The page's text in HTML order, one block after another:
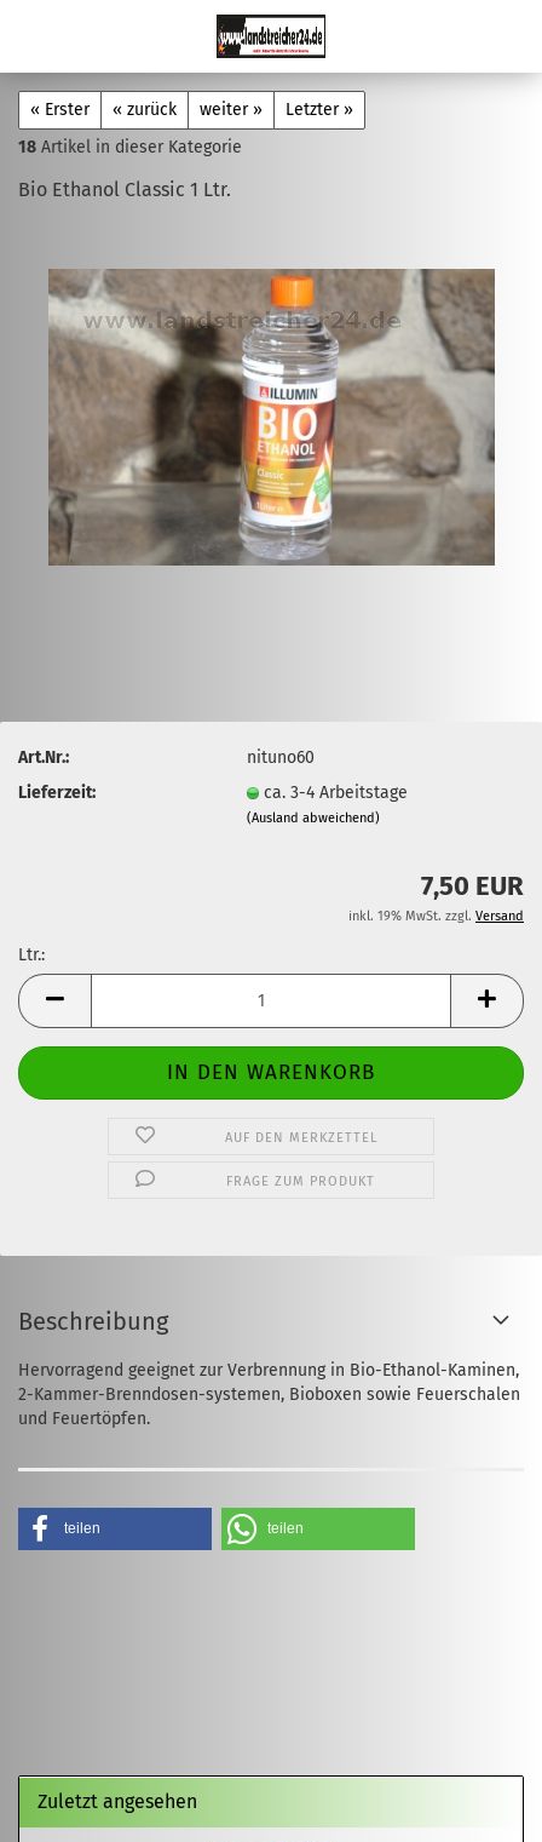
« Erster « zurück weiter »
Letzter »
18 Artikel in dieser Kategorie
Bio Ethanol Classic 1 Ltr.
Art.Nr.:
nituno60
Lieferzeit:
ca. 3-4 Arbeitstage
(Ausland abweichend)
7,50 EUR
inkl. 19% MwSt. zzgl. Versand
Ltr.:
Ltr.
AUF DEN MERKZETTEL
FRAGE ZUM PRODUKT
Beschreibung
Hervorragend geeignet zur Verbrennung in Bio-Ethanol-Kaminen,
2-Kammer-Brenndosen-systemen, Bioboxen sowie Feuerschalen
und Feuertöpfen.
teilen teilen
Zuletzt angesehen